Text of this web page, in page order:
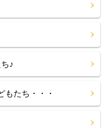
♪
たち・・・